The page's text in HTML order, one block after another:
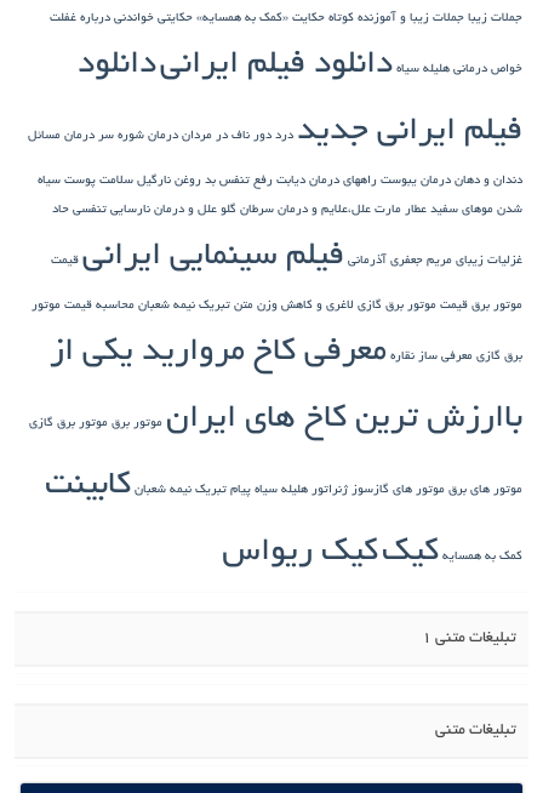
جملات زیبا جملات زیبا و آموزنده کوتاه حکایت «کمک به همسایه» حکایتی خواندنی درباره غفلت
خواص درمانی هلیله سیاه دانلود فیلم ایرانیدانلود
فیلم ایرانی جدید درد دور ناف در مردان درمان شوره سر درمان مسائل
دندان و دهان درمان یبوست راههای درمان دیابت رفع تنفس بد روغن نارگیل سلامت پوست سیاه
شدن موهای سفید عطار مارت علل،علایم و درمان سرطان گلو علل و درمان نارسایی تنفسی حاد
غزلیات زیبای مریم جعفری آذرمانی فیلم سینمایی ایرانی قیمت
موتور برق قیمت موتور برق گازی لاغری و کاهش وزن متن تبریک نیمه شعبان محاسبه قیمت موتور
برق گازی معرفی ساز نقاره معرفی کاخ مروارید یکی از
باارزش ترین کاخ های ایران موتور برق موتور برق گازی
موتور های برق موتور های گازسوز ژنراتور هلیله سیاه پیام تبریک نیمه شعبان کابینت
کمک به همسایه کیککیک ریواس
تبلیغات متنی 1
تبلیغات متنی